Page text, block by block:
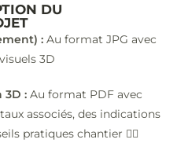
DU
: Au format JPG avec
3D
:Au format PDF avec
associés, des indications
pratiques chantier 👷‍♂️